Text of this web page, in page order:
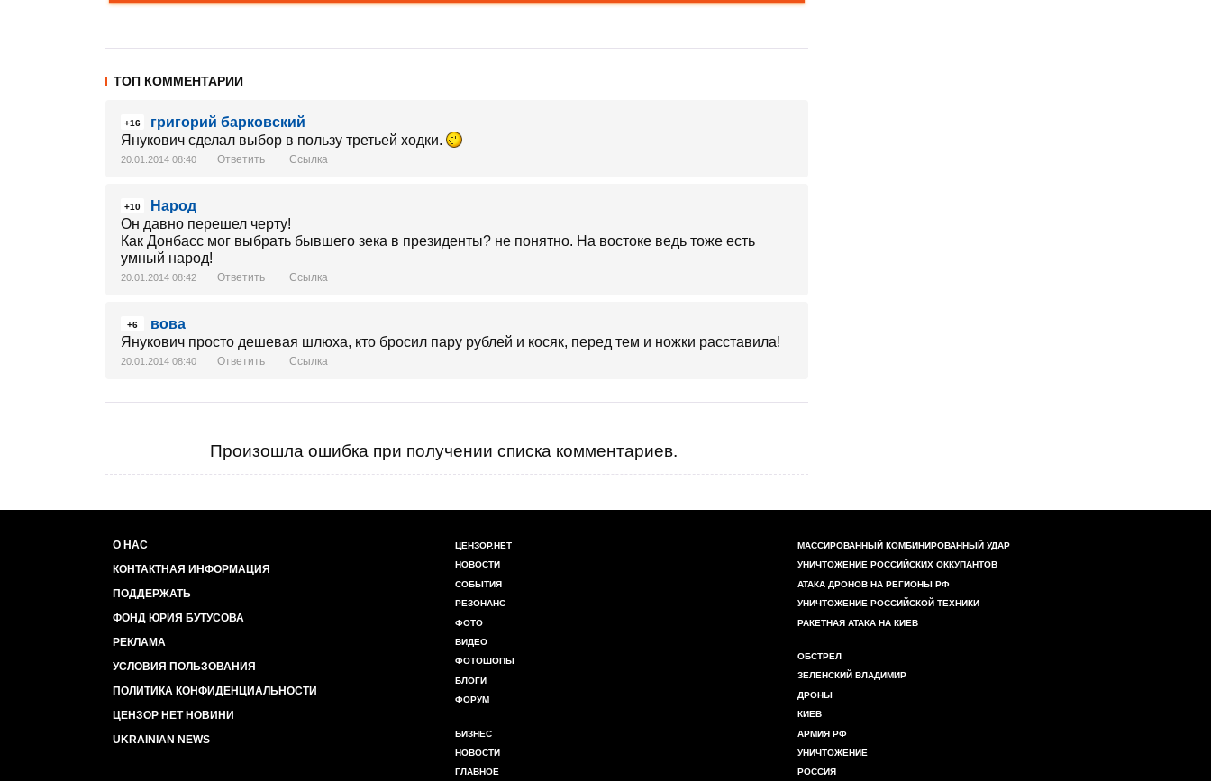
ТОП КОММЕНТАРИИ
+16
григорий барковский
Янукович сделал выбор в пользу третьей ходки.
20.01.2014 08:40 Ответить Ссылка
+10
Народ
Он давно перешел черту!
Как Донбасс мог выбрать бывшего зека в президенты? не понятно. На востоке ведь тоже есть
умный народ!
20.01.2014 08:42 Ответить Ссылка
+6
вова
Янукович просто дешевая шлюха, кто бросил пару рублей и косяк, перед тем и ножки расставила!
20.01.2014 08:40 Ответить Ссылка
Произошла ошибка при получении списка комментариев.
О НАС
КОНТАКТНАЯ ИНФОРМАЦИЯ
ПОДДЕРЖАТЬ
ФОНД ЮРИЯ БУТУСОВА
РЕКЛАМА
УСЛОВИЯ ПОЛЬЗОВАНИЯ
ПОЛИТИКА КОНФИДЕНЦИАЛЬНОСТИ
ЦЕНЗОР НЕТ НОВИНИ
UKRAINIAN NEWS
ЦЕНЗОР.НЕТ
НОВОСТИ
СОБЫТИЯ
РЕЗОНАНС
ФОТО
ВИДЕО
ФОТОШОПЫ
БЛОГИ
ФОРУМ
БИЗНЕС
НОВОСТИ
ГЛАВНОЕ
МАССИРОВАННЫЙ КОМБИНИРОВАННЫЙ УДАР
УНИЧТОЖЕНИЕ РОССИЙСКИХ ОККУПАНТОВ
АТАКА ДРОНОВ НА РЕГИОНЫ РФ
УНИЧТОЖЕНИЕ РОССИЙСКОЙ ТЕХНИКИ
РАКЕТНАЯ АТАКА НА КИЕВ
ОБСТРЕЛ
ЗЕЛЕНСКИЙ ВЛАДИМИР
ДРОНЫ
КИЕВ
АРМИЯ РФ
УНИЧТОЖЕНИЕ
РОССИЯ